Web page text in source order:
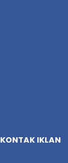
KONTAK IKLAN